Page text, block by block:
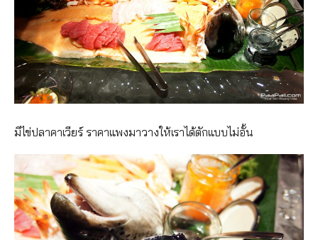
มีไข่ปลาคาเวียร์ ราคาแพงมาวางให้เราได้ตักแบบไม่อั้น